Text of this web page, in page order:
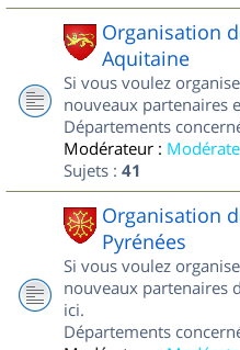
Organisation
Aquitaine
Si vous voulez
nouveaux partenaires
Départements
Modérateur :
Sujets : 41
Organisation
Pyrénées
Si vous voulez
nouveaux partenaires
ici.
Départements